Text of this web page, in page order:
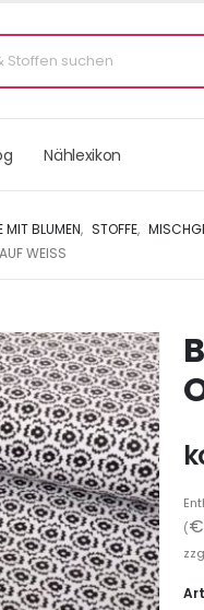
Nählexikon
MIT BLUMEN, STOFFE,
WEISS
(€